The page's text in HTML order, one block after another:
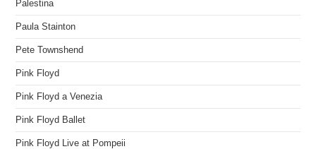
Palestina
Paula Stainton
Pete Townshend
Pink Floyd
Pink Floyd a Venezia
Pink Floyd Ballet
Pink Floyd Live at Pompeii